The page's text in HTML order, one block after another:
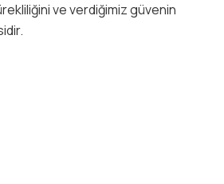
ve verdiğimiz güvenin